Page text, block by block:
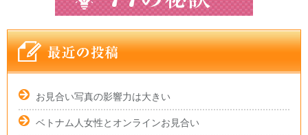
お見合い写真の影響力は大きい
ベトナム人女性とオンラインお見合い